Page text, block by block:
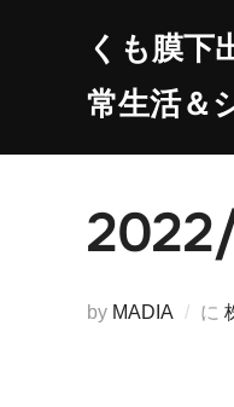
ツ
くも膜下
常生活＆
by MADIA に